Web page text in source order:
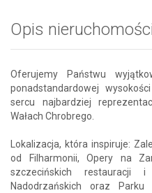
Opis nieruchomości
Oferujemy Państwu
ponadstandardowej
sercu najbardziej
Wałach Chrobrego.
Lokalizacja, która inspiruje:
od Filharmonii, Opery na
szczecińskich restauracji
Nadodrzańskich oraz Parku